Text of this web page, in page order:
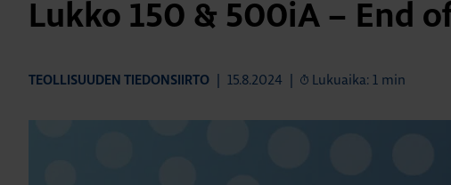
Lukko 150 & 500iA – End
TEOLLISUUDEN TIEDONSIIRTO | 15.8.2024 | Lukuaika: 1 min